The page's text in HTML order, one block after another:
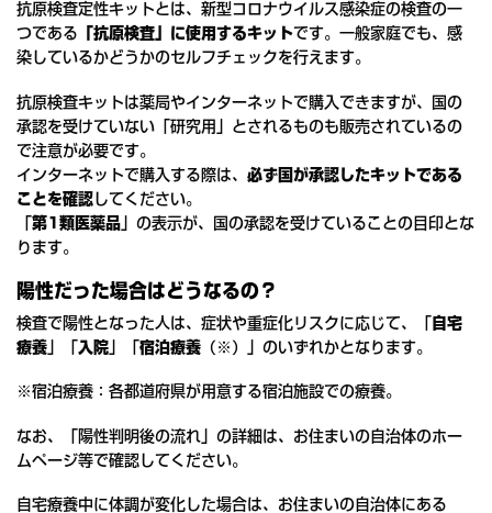
抗原検査定性キットとは、新型コロナウイルス感染症の検査の一
つである 「抗原検査」に使用するキットです。一般家庭でも、感
染しているかどうかのセルフチェックを行えます。
抗原検査キットは薬局やインターネットで購入できますが、国の
承認を受けていない「研究用」とされるものも販売されているの
で注意が必要です。
インターネットで購入する際は、 必ず国が承認したキットである
ことを確認 してください。
「第1類医薬品 」の表示が、国の承認を受けていることの目印とな
ります。
陽性だった場合はどうなるの？
検査で陽性となった人は、症状や重症化リスクに応じて、「
自宅
療養
入院 宿泊療養 （※）」のいずれかとなります。
※宿泊療養：各都道府県が用意する宿泊施設での療養。
なお、「陽性判明後の流れ」の詳細は、お住まいの自治体のホー
ムページ等で確認してください。
自宅療養中に体調が変化した場合は、お住まいの自治体にある